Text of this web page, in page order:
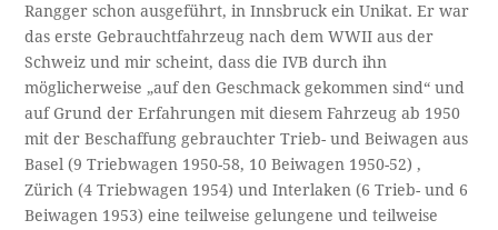
Rangger schon ausgeführt, in Innsbruck ein Unikat. Er war
das erste Gebrauchtfahrzeug nach dem WWII aus der
Schweiz und mir scheint, dass die IVB durch ihn
möglicherweise „auf den Geschmack gekommen sind“ und
auf Grund der Erfahrungen mit diesem Fahrzeug ab 1950
mit der Beschaffung gebrauchter Trieb- und Beiwagen aus
Basel (9 Triebwagen 1950-58, 10 Beiwagen 1950-52) ,
Zürich (4 Triebwagen 1954) und Interlaken (6 Trieb- und 6
Beiwagen 1953) eine teilweise gelungene und teilweise